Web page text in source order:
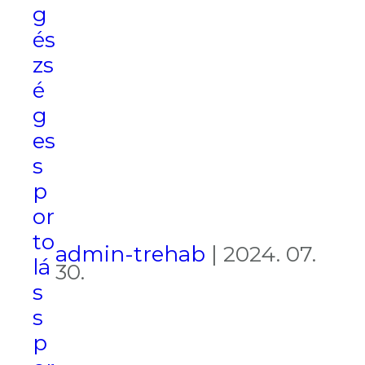
g
és
zs
é
g
es
s
p
or
to
lá
s
s
p
admin-trehab | 2024. 07.
30.